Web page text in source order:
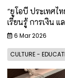
"ยูโอบี ประเทศไ
เรียนรู้ การเงิน
6 Mar 2026
CULTURE -